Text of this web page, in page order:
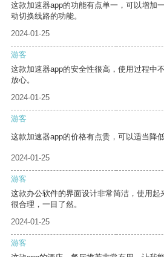
这款加速器app的功能有点单一，可以增加
动切换线路的功能。
2024-01-25
游客
这款加速器app的安全性很高，使用过程中
放心。
2024-01-25
游客
这款加速器app的价格有点贵，可以适当降
2024-01-25
游客
这款办公软件的界面设计非常简洁，使用起
很合理，一目了然。
2024-01-25
游客